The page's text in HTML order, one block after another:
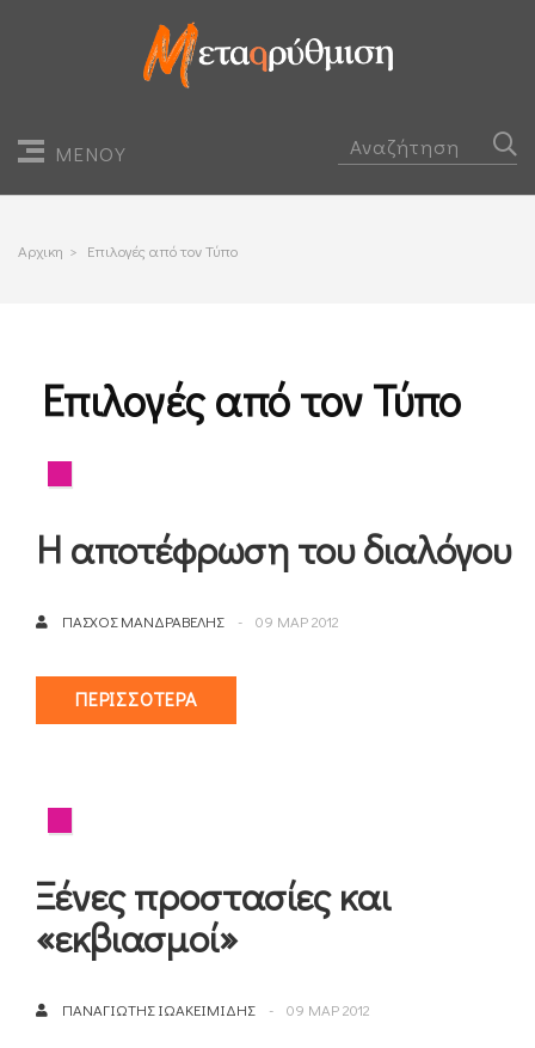
ΜΕΝΟΥ
Αρχικη > Επιλογές από τον Τύπο
Επιλογές από τον Τύπο
Η αποτέφρωση του διαλόγου
ΠΆΣΧΟΣ ΜΑΝΔΡΑΒΈΛΗΣ 09 ΜΑΡ 2012
ΠΕΡΙΣΣΌΤΕΡΑ
Ξένες προστασίες και
«εκβιασμοί»
ΠΑΝΑΓΙΏΤΗΣ ΙΩΑΚΕΙΜΊΔΗΣ 09 ΜΑΡ 2012